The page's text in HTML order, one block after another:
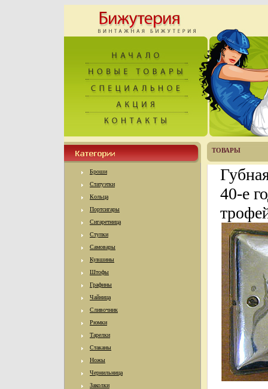
Броши
Статуэтки
Кольца
Портсигары
Сигаретница
Ступки
Самовары
Кувшины
Штофы
Графины
Чайница
Сливочник
Рюмки
Тарелки
Стаканы
Ножы
Чернильница
Заколки
ТОВАРЫ
40-е